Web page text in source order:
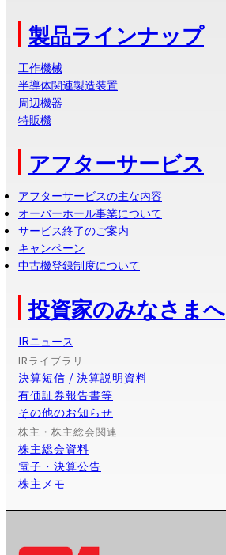
製品ラインナップ
工作機械
半導体関連製造装置
周辺機器
特販機
アフターサービス
アフターサービスの主な内容
オーバーホール事業について
サービス終了のご案内
キャンペーン
中古機登録制度について
投資家のみなさまへ
IRニュース
IRライブラリ
決算短信 / 決算説明資料
有価証券報告書等
その他のお知らせ
株主・株主総会関連
株主総会資料
電子・決算公告
株主メモ